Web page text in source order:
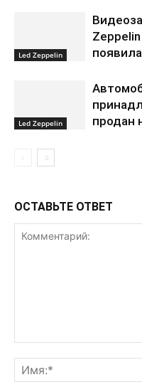
Led Zeppelin
Led Zeppelin
продан
ОСТАВЬТЕ ОТВЕТ